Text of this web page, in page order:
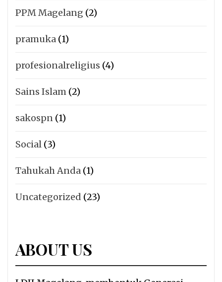
PPM Magelang (2)
pramuka (1)
profesionalreligius (4)
Sains Islam (2)
sakospn (1)
Social (3)
Tahukah Anda (1)
Uncategorized (23)
ABOUT US